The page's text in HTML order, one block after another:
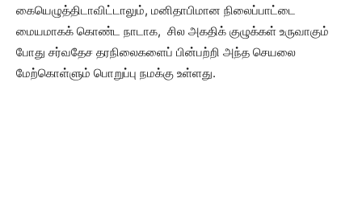
கையெழுத்திடாவிட்டாலும், மனிதாபிமான நிலைப்பாட்டை
மையமாகக் கொண்ட நாடாக, சில அகதிக் குழுக்கள் உருவாகும்
போது சர்வதேச தரநிலைகளைப் பின்பற்றி அந்த செயலை
மேற்கொள்ளும் பொறுப்பு நமக்கு உள்ளது.